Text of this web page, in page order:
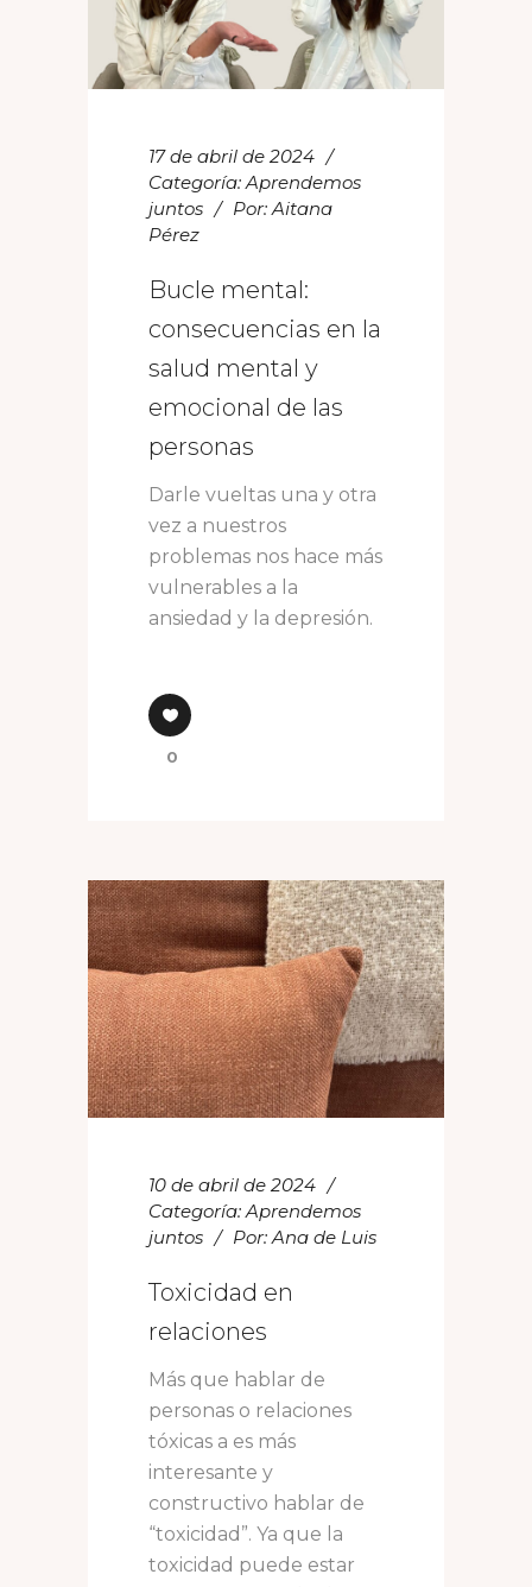
17 de abril de 2024
Categoría: Aprendemos
juntos
Por: Aitana
Pérez
Bucle mental:
consecuencias en la
salud mental y
emocional de las
personas
Darle vueltas una y otra
vez a nuestros
problemas nos hace más
vulnerables a la
ansiedad y la depresión.
0
10 de abril de 2024
Categoría: Aprendemos
juntos
Por: Ana de Luis
Toxicidad en
relaciones
Más que hablar de
personas o relaciones
tóxicas a es más
interesante y
constructivo hablar de
“toxicidad”. Ya que la
toxicidad puede estar